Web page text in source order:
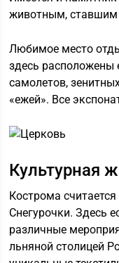
животным, ставшим
Любимое место
здесь расположены
самолетов,
«ежей». Все
Культурная
Кострома
Снегурочки. Здесь
различные
льняной столицей